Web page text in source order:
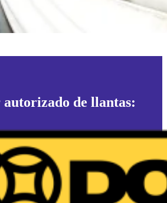
de llantas: